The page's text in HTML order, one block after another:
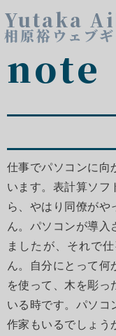
Yutaka
相原裕ウェブ
note
仕事でパソコンに向
います。表計算ソフ
ら、やはり同僚が
ん。パソコンが導入
ましたが、それで
ん。自分にとって何
を使って、木を彫っ
いる時です。パソコ
作家もいるでしょう